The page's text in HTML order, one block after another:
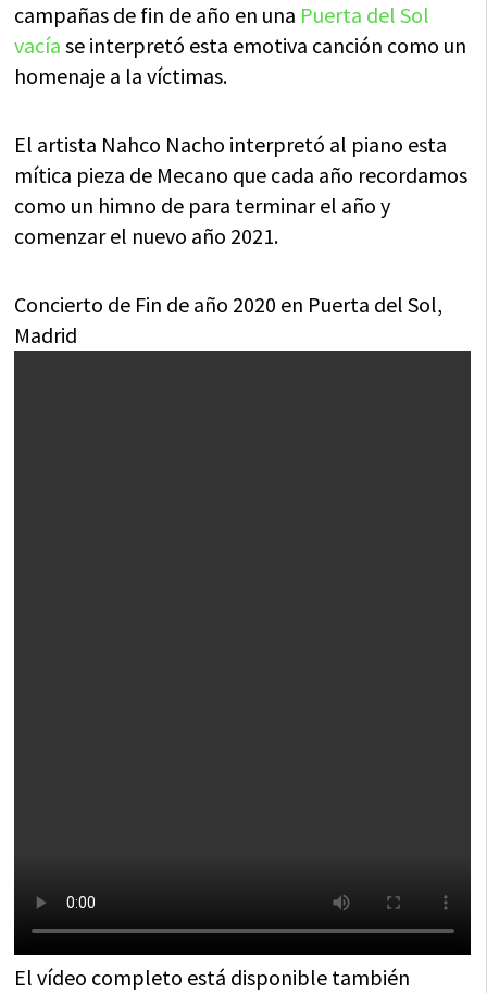
campañas de fin de año en una Puerta del Sol
vacía se interpretó esta emotiva canción como un
homenaje a la víctimas.
El artista Nahco Nacho interpretó al piano esta
mítica pieza de Mecano que cada año recordamos
como un himno de para terminar el año y
comenzar el nuevo año 2021.
Concierto de Fin de año 2020 en Puerta del Sol,
Madrid
El vídeo completo está disponible también